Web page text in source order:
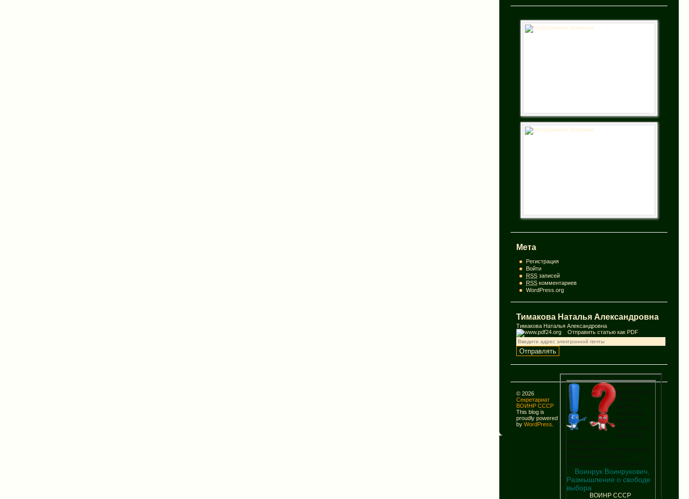
Мета
Регистрация
Войти
RSS записей
RSS комментариев
WordPress.org
Тимакова Наталья Александровна
Тимакова Наталья Александровна
Отправить статью как PDF
У разумного
Воинрук Воинрукович,
Размышление о свободе
выбора
ВОИНР СССР
© 2026
Секретариат
ВОИНР СССР
This blog is
proudly powered
by WordPress